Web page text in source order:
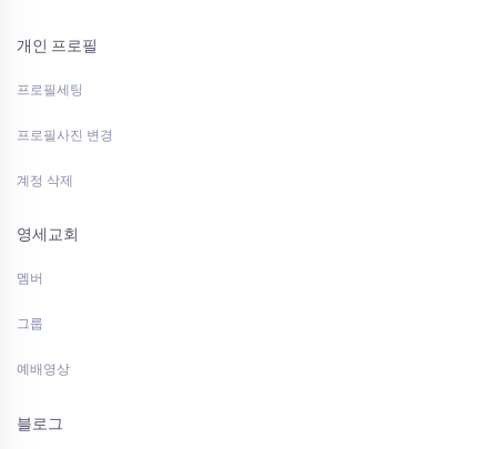
개인 프로필
프로필세팅
프로필사진 변경
계정 삭제
영세교회
멤버
그룹
예배영상
블로그